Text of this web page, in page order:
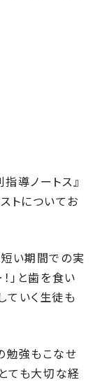
導ノートス』
トについてお
い期間での実
」と歯を食い
ていく生徒も
勉強もこなせ
ても大切な経